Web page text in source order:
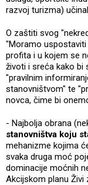
razvoj turizma)
O zaštiti svog
"Moramo
profita i u kojem se
životi i sreća kako bi
"pravilnim
stanovništvom" te
novca, čime bi
- Najbolja obrana
stanovništva koju
mehanizme kojima
svaka druga moć
dominacije moćnih
Akcijskom planu Živi